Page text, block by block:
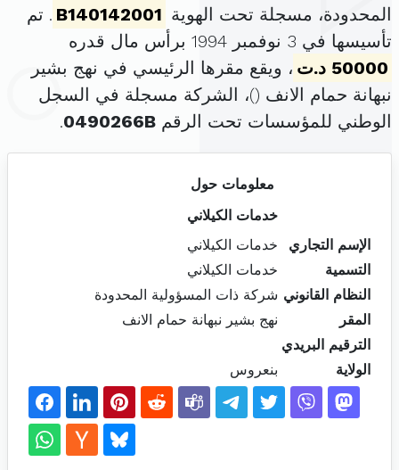
المحدودة، مسجلة تحت الهوية B140142001 . تم
تأسيسها في 3 نوفمبر 1994 برأس مال قدره
50000 د.ت
، ويقع مقرها الرئيسي في نهج بشير
نبهانة حمام الانف ()، الشركة مسجلة في السجل
الوطني للمؤسسات تحت الرقم 0490266B
.
معلومات حول
خدمات الكيلاني
الإسم التجاري
خدمات الكيلاني
التسمية
خدمات الكيلاني
النظام القانوني شركة ذات المسؤولية المحدودة
المقر
نهج بشير نبهانة حمام الانف
الترقيم البريدي
الولاية
بنعروس